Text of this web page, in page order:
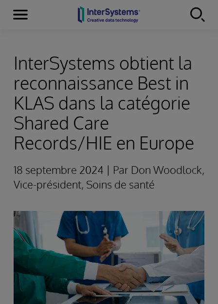
Skip to content
Menu
InterSystems obtient la
reconnaissance Best in
KLAS dans la catégorie
Shared Care
Records/HIE en Europe
18 septembre 2024 | Par Don Woodlock,
Vice-président, Soins de santé